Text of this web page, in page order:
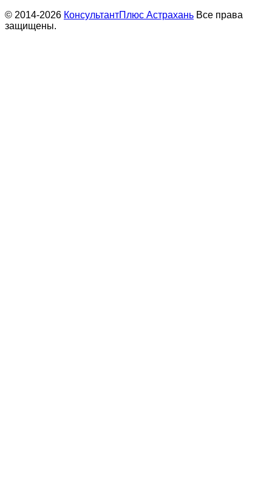
© 2014-2026 КонсультантПлюс Астрахань Все права
защищены.